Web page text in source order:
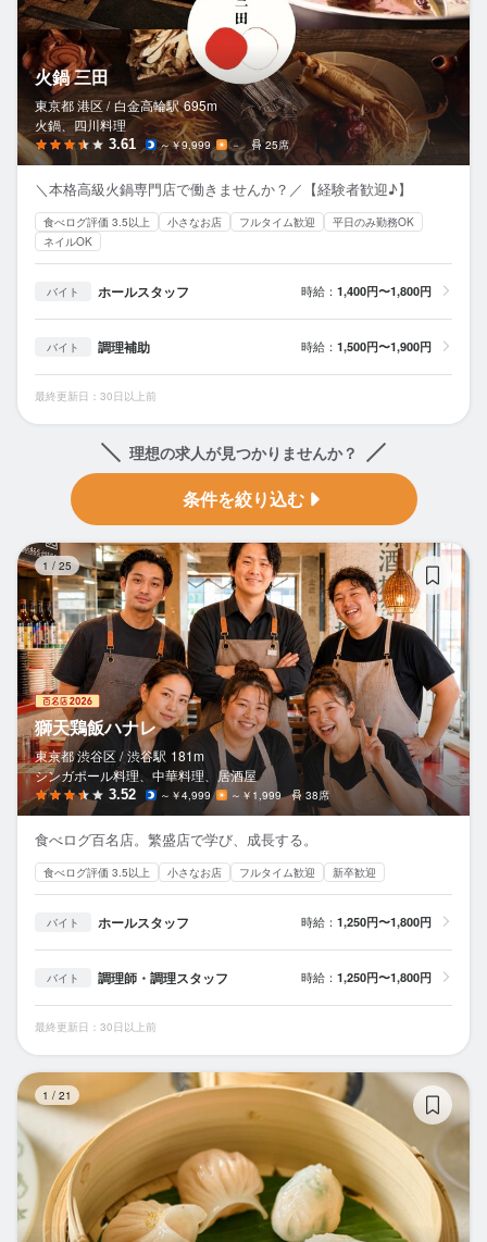
火鍋 三田
東京都 港区 / 白金高輪駅 695m
火鍋、四川料理
3.61 ～￥9,999 － 25席
＼本格高級火鍋専門店で働きませんか？／【経験者歓迎♪】
食べログ評価 3.5以上 小さなお店 フルタイム歓迎
平日のみ勤務OK
ネイルOK
バイト ホールスタッフ 時給： 1,400円〜1,800円
バイト 調理補助 時給： 1,500円〜1,900円
最終更新日：30日以上前
理想の求人が見つかりませんか？
条件を絞り込む
1 / 25
獅天鶏飯ハナレ
東京都 渋谷区 / 渋谷駅 181m
シンガポール料理、中華料理、居酒屋
3.52 ～￥4,999 ～￥1,999 38席
食べログ百名店。繁盛店で学び、成長する。
食べログ評価 3.5以上 小さなお店 フルタイム歓迎 新卒歓迎
バイト ホールスタッフ 時給： 1,250円〜1,800円
バイト 調理師・調理スタッフ 時給： 1,250円〜1,800円
最終更新日：30日以上前
1 / 21